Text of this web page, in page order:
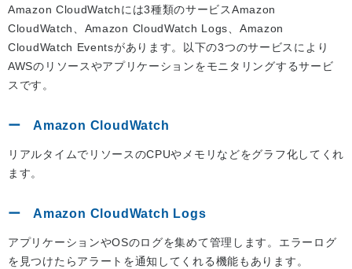
Amazon CloudWatchには3種類のサービスAmazon
CloudWatch、Amazon CloudWatch Logs、Amazon
CloudWatch Eventsがあります。以下の3つのサービスにより
AWSのリソースやアプリケーションをモニタリングするサービ
スです。
Amazon CloudWatch
リアルタイムでリソースのCPUやメモリなどをグラフ化してくれ
ます。
Amazon CloudWatch Logs
アプリケーションやOSのログを集めて管理します。エラーログ
を見つけたらアラートを通知してくれる機能もあります。